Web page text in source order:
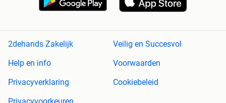
2dehands Zakelijk
Veilig en Succesvol
Help en info
Voorwaarden
Privacyverklaring
Cookiebeleid